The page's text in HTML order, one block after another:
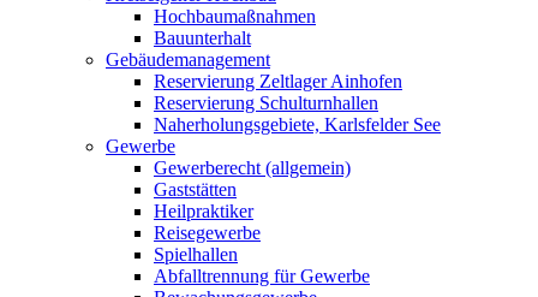
Hochbaumaßnahmen
Bauunterhalt
Gebäudemanagement
Reservierung Zeltlager Ainhofen
Reservierung Schulturnhallen
Naherholungsgebiete, Karlsfelder See
Gewerbe
Gewerberecht (allgemein)
Gaststätten
Heilpraktiker
Reisegewerbe
Spielhallen
Abfalltrennung für Gewerbe